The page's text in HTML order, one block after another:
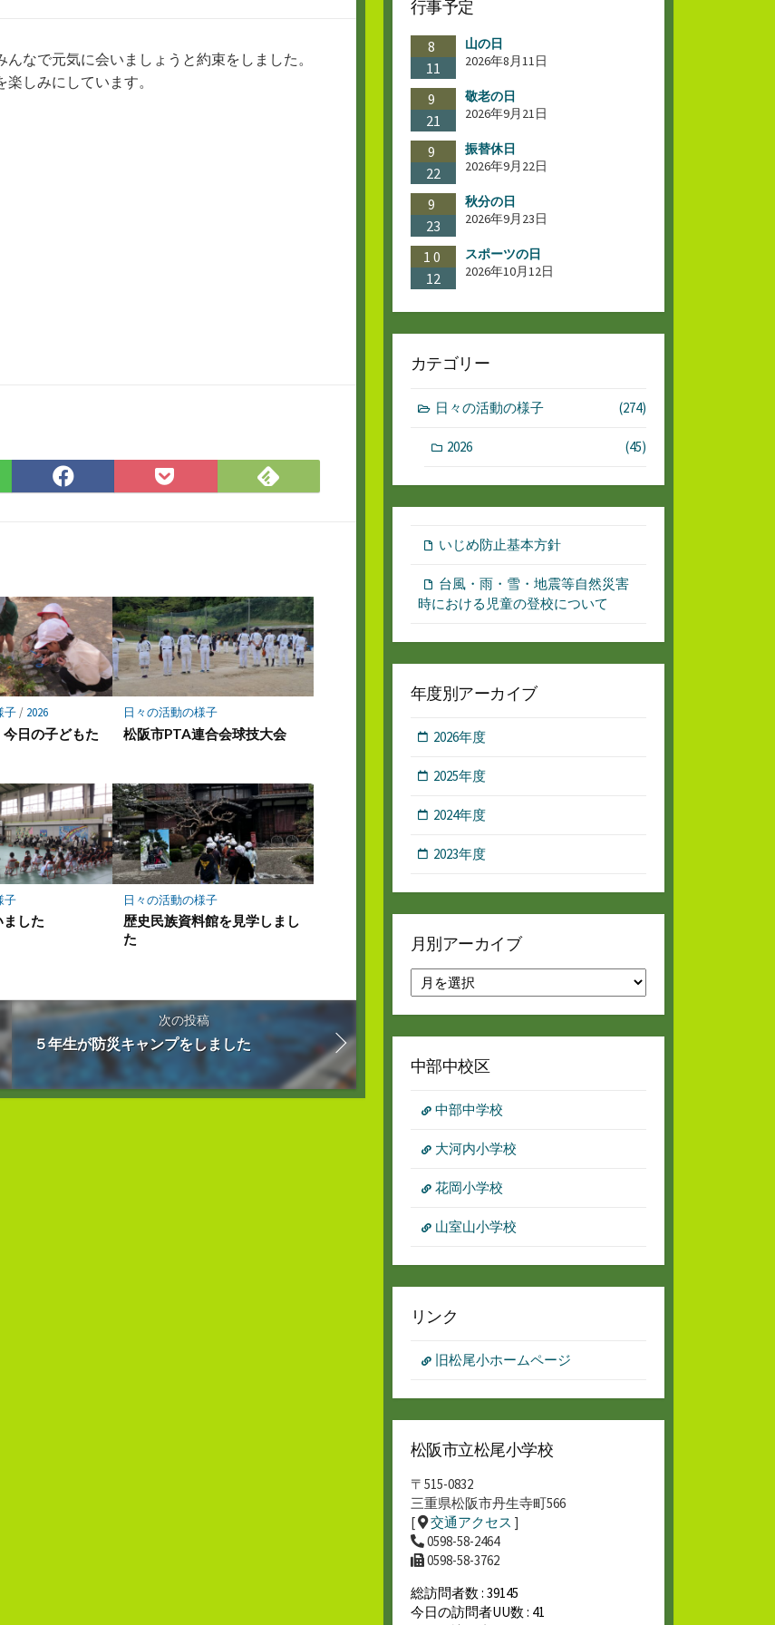
なで元気に会いましょうと約束をしました。
しみにしています。
Facebook
で
Pocket
に
Feedly
で
子/ 2026
今日の子どもた
日々の活動の様子
松阪市PTA連合会球技大会
子
ました
日々の活動の様子
歴史民族資料館を見学しまし
た
次の投稿
５年生が防災キャンプをしました
行事予定
8
11
山の日
2026年8月11日
9
21
敬老の日
2026年9月21日
9
22
振替休日
2026年9月22日
9
23
秋分の日
2026年9月23日
10
12
スポーツの日
2026年10月12日
カテゴリー
日々の活動の様子 (274)
2026 (45)
いじめ防止基本方針
台風・雨・雪・地震等自然災害
時における児童の登校について
年度別アーカイブ
2026年度
2025年度
2024年度
2023年度
月別アーカイブ
別
ア
ー
イ
中部中校区
中部中学校
大河内小学校
花岡小学校
山室山小学校
リンク
旧松尾小ホームページ
松阪市立松尾小学校
〒515-0832
三重県松阪市丹生寺町566
[
交通アクセス ]
0598-58-2464
0598-58-3762
総訪問者数 : 39145
今日の訪問者UU数 : 41